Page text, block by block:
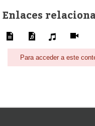
Enlaces
Para acceder a este